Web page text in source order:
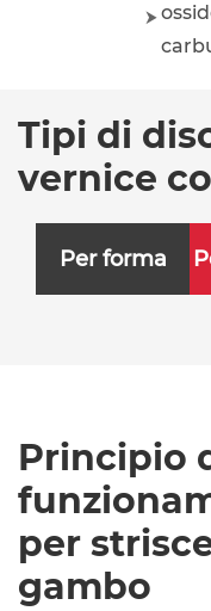
Tipi di
vernice
Per forma
Principio
per
gambo